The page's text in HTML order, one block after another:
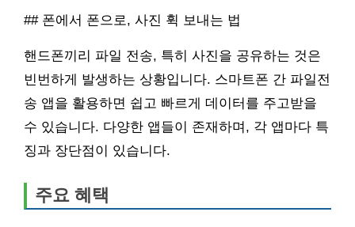
## 폰에서 폰으로, 사진 휙 보내는 법
핸드폰끼리 파일 전송, 특히 사진을 공유하는 것은
빈번하게 발생하는 상황입니다. 스마트폰 간 파일전
송 앱을 활용하면 쉽고 빠르게 데이터를 주고받을
수 있습니다. 다양한 앱들이 존재하며, 각 앱마다 특
징과 장단점이 있습니다.
주요 혜택